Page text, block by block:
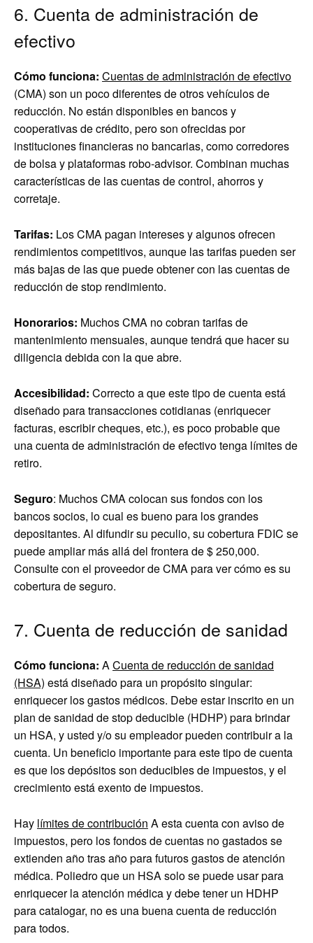
6. Cuenta de administración de
efectivo
Cómo funciona: Cuentas de administración de efectivo
(CMA) son un poco diferentes de otros vehículos de
reducción. No están disponibles en bancos y
cooperativas de crédito, pero son ofrecidas por
instituciones financieras no bancarias, como corredores
de bolsa y plataformas robo-advisor. Combinan muchas
características de las cuentas de control, ahorros y
corretaje.
Tarifas: Los CMA pagan intereses y algunos ofrecen
rendimientos competitivos, aunque las tarifas pueden ser
más bajas de las que puede obtener con las cuentas de
reducción de stop rendimiento.
Honorarios: Muchos CMA no cobran tarifas de
mantenimiento mensuales, aunque tendrá que hacer su
diligencia debida con la que abre.
Accesibilidad: Correcto a que este tipo de cuenta está
diseñado para transacciones cotidianas (enriquecer
facturas, escribir cheques, etc.), es poco probable que
una cuenta de administración de efectivo tenga límites de
retiro.
Seguro: Muchos CMA colocan sus fondos con los
bancos socios, lo cual es bueno para los grandes
depositantes. Al difundir su peculio, su cobertura FDIC se
puede ampliar más allá del frontera de $ 250,000.
Consulte con el proveedor de CMA para ver cómo es su
cobertura de seguro.
7. Cuenta de reducción de sanidad
Cómo funciona: ACuenta de reducción de sanidad
(HSA) está diseñado para un propósito singular:
enriquecer los gastos médicos. Debe estar inscrito en un
plan de sanidad de stop deducible (HDHP) para brindar
un HSA, y usted y/o su empleador pueden contribuir a la
cuenta. Un beneficio importante para este tipo de cuenta
es que los depósitos son deducibles de impuestos, y el
crecimiento está exento de impuestos.
Hay límites de contribución A esta cuenta con aviso de
impuestos, pero los fondos de cuentas no gastados se
extienden año tras año para futuros gastos de atención
médica. Poliedro que un HSA solo se puede usar para
enriquecer la atención médica y debe tener un HDHP
para catalogar, no es una buena cuenta de reducción
para todos.